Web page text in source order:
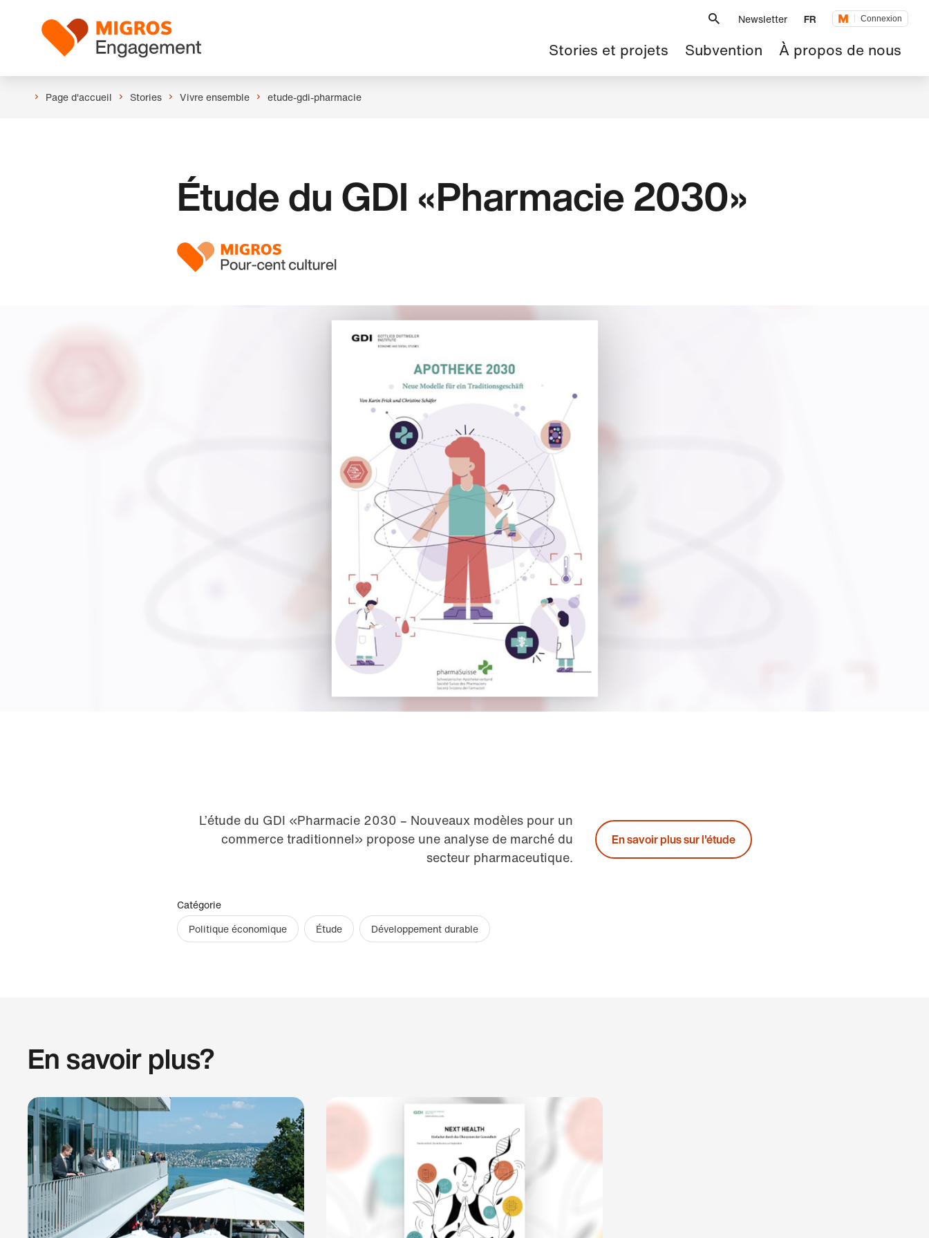
navigation
Logo Newsletter FR Connexion
Navigation
principale
Stories et projets Subvention À propos de nous
Page d'accueil Stories Vivre ensemble etude-gdi-pharmacie
Étude du GDI «Pharmacie 2030»
L’étude du GDI «Pharmacie 2030 – Nouveaux modèles pour un
commerce traditionnel» propose une analyse de marché du
secteur pharmaceutique.
En savoir plus sur l'étude
Catégorie
Politique économique
Étude Développement durable
En savoir plus?